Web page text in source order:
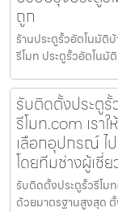
ถูก
ร้านประตูรั้วอัตโนมัติ
รีโมท ประตูรั้วอัตโนมั
รับติดตั้งประตูรั้
รีโมท.com เรา
เลือกอุปกรณ์ ไ
โดยทีมช่างผู้เชี่
รับติดตั้งประตูรั้วรีโม
ด้วยมาตรฐานสูงสุด